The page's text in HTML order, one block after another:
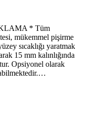
* Tüm
mükemmel pişirme
sıcaklığı yaratmak
15 mm kalınlığında
Opsiyonel olarak